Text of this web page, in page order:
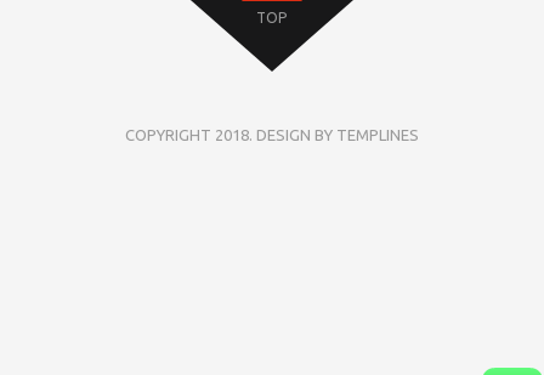
TOP
COPYRIGHT 2018. DESIGN BY TEMPLINES